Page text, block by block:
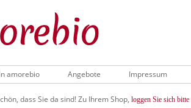
amorebio Angebote Impressum
dass Sie da sind! Zu Ihrem Shop, loggen Sie sich bitte